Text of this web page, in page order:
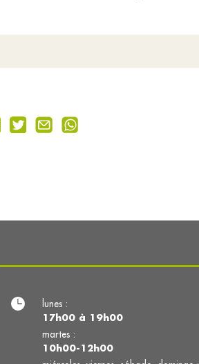
lunes :
17h00 à 19h00
martes :
10h00-12h00